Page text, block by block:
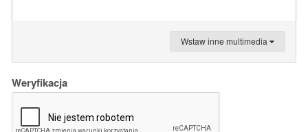
Wstaw inne multimedia
Weryfikacja